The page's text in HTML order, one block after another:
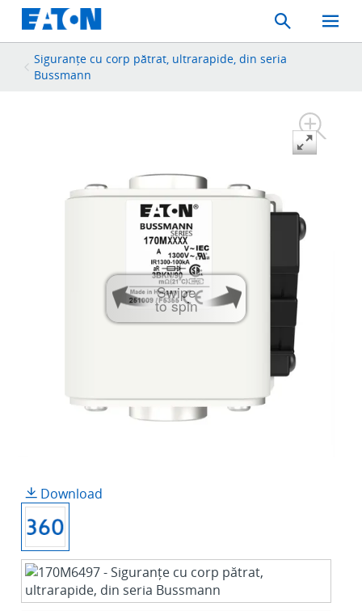
Search
Toggle
Mobile
Siguranțe cu corp pătrat, ultrarapide, din seria
Bussmann
Swipe
to spin
Download